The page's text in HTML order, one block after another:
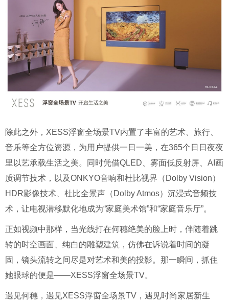
除此之外，XESS浮窗全场景TV内置了丰富的艺术、旅行、
音乐等全方位资源，为用户提供一日一美，在365个日日夜夜
里以艺承载生活之美。同时凭借QLED、雾面低反射屏、AI画
质调节技术，以及ONKYO音响和杜比视界（Dolby Vision）
HDR影像技术、杜比全景声（Dolby Atmos）沉浸式音频技
术，让电视潜移默化地成为“家庭美术馆”和“家庭音乐厅”。
正如视频中那样，当光线打在何穗绝美的脸上时，伴随着跳
转的时空画面、纯白的雕塑建筑，仿佛在诉说着时间的凝
固，镜头流转之间尽是对艺术和美的投影。那一瞬间，抓住
她眼球的便是——XESS浮窗全场景TV。
遇见何穗，遇见XESS浮窗全场景TV，遇见时尚家居新生